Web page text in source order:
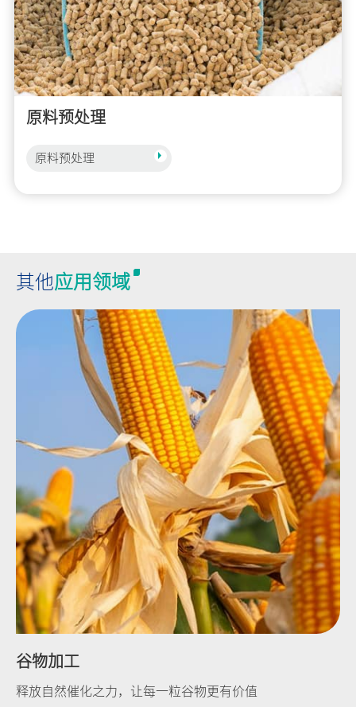
原料预处理
原料预处理
其他应用领域
谷物加工
释放自然催化之力，让每一粒谷物更有价值